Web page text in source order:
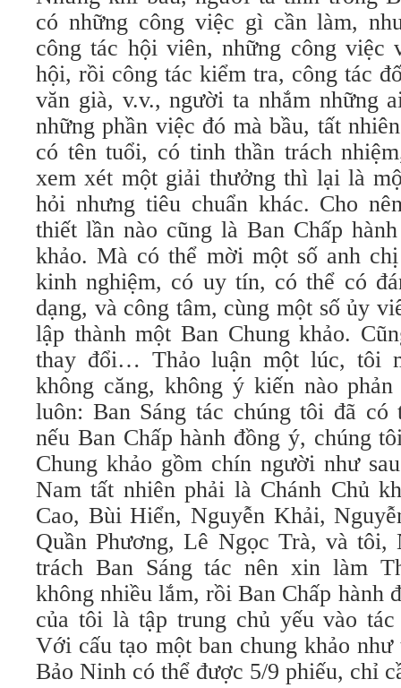
có những công việc gì cần làm,
công tác hội viên, những công việc
hội, rồi công tác kiểm tra, công tác
văn già, v.v., người ta nhắm những
những phần việc đó mà bầu, tất
có tên tuổi, có tinh thần trách
xem xét một giải thưởng thì lại là
hỏi nhưng tiêu chuẩn khác. Cho
thiết lần nào cũng là Ban Chấp
khảo. Mà có thể mời một số anh
kinh nghiệm, có uy tín, có thể có
dạng, và công tâm, cùng một số ủy
lập thành một Ban Chung khảo.
thay đổi… Thảo luận một lúc, tôi
không căng, không ý kiến nào
luôn: Ban Sáng tác chúng tôi đã có
nếu Ban Chấp hành đồng ý, chúng
Chung khảo gồm chín người như
Nam tất nhiên phải là Chánh Chủ
Cao, Bùi Hiển, Nguyễn Khải,
Quần Phương, Lê Ngọc Trà, và tôi,
trách Ban Sáng tác nên xin làm
không nhiều lắm, rồi Ban Chấp hành
của tôi là tập trung chủ yếu vào
Với cấu tạo một ban chung khảo
Bảo Ninh có thể được 5/9 phiếu, chỉ